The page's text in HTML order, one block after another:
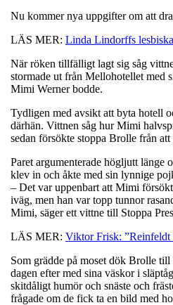
Nu kommer nya uppgifter om att
LÄS MER: Linda Lindorffs
När röken tillfälligt lagt sig såg
stormade ut från Mellohotellet med
Mimi Werner bodde.
Tydligen med avsikt att byta hotell
därhän. Vittnen såg hur Mimi
sedan försökte stoppa Brolle från att
Paret argumenterade högljutt
klev in och åkte med sin lynnige
– Det var uppenbart att Mimi
iväg, men han var topp tunnor
Mimi, säger ett vittne till Stoppa
LÄS MER: Viktor Frisk:
Som grädde på moset dök Brolle
dagen efter med sina väskor i
skitdåligt humör och snäste och
frågade om de fick ta en bild med